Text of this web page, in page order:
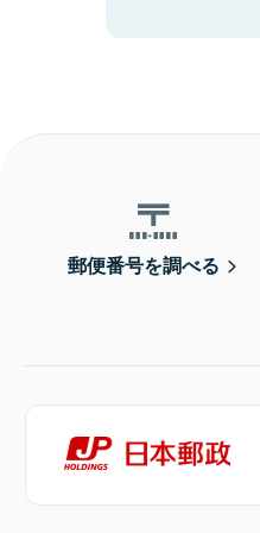
郵便番号を調べる